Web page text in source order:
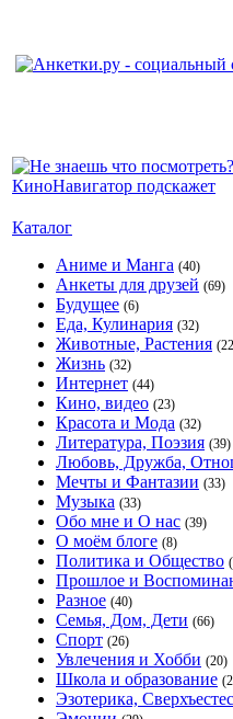
Каталог
Аниме и Манга (40)
Анкеты для друзей (69)
Будущее (6)
Еда, Кулинария (32)
Животные, Растения
Жизнь (32)
Интернет (44)
Кино, видео (23)
Красота и Мода (32)
Литература, Поэзия (39)
Любовь, Дружба,
Мечты и Фантазии (33)
Музыка (33)
Обо мне и О нас (39)
О моём блоге (8)
Политика и Общество
Прошлое и
Разное (40)
Семья, Дом, Дети (66)
Спорт (26)
Увлечения и Хобби (20)
Школа и образование
Эзотерика,